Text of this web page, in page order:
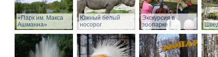
«Парк им. Макса
Ашманна»
Южный белый
носорог
Экскурсия в
зоопарке